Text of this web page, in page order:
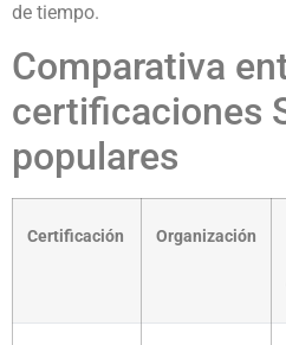
de tiempo.
Comparativa
certificaciones
populares
Certificación Organización